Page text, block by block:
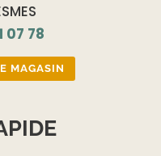
07 78
MAGASIN